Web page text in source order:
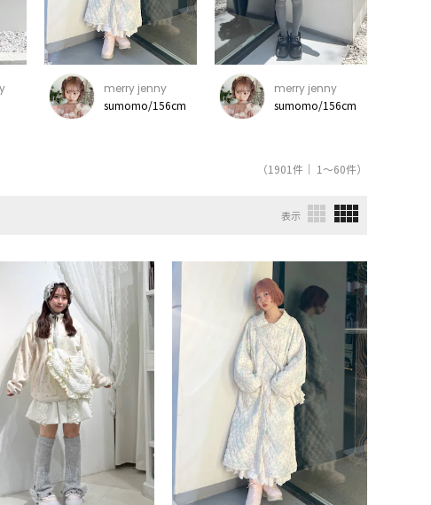
merry jenny
sumomo/156cm
merry jenny
sumomo/156cm
（1901件｜ 1～60件）
表示